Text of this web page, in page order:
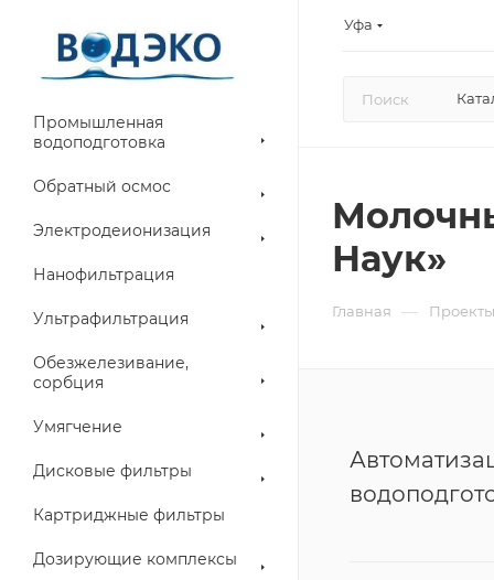
Уфа
Промышленная
водоподготовка
Обратный осмос
Электродеионизация
Нанофильтрация
Ультрафильтрация
Обезжелезивание,
сорбция
Умягчение
Дисковые фильтры
Картриджные фильтры
Дозирующие комплексы
Наук»
Главная — Проекты